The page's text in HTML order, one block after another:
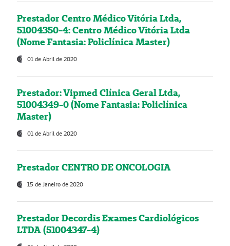
Prestador Centro Médico Vitória Ltda,
51004350-4: Centro Médico Vitória Ltda
(Nome Fantasia: Policlínica Master)
01 de Abril de 2020
Prestador: Vipmed Clínica Geral Ltda,
51004349-0 (Nome Fantasia: Policlínica
Master)
01 de Abril de 2020
Prestador CENTRO DE ONCOLOGIA
15 de Janeiro de 2020
Prestador Decordis Exames Cardiológicos
LTDA (51004347-4)